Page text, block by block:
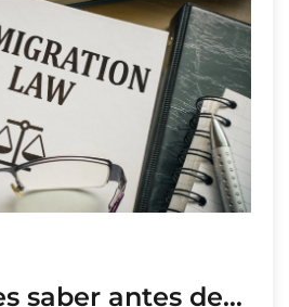
saber antes de…